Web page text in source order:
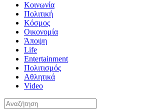
Κοινωνία
Πολιτική
Κόσμος
Οικονομία
Άποψη
Life
Entertainment
Πολιτισμός
Αθλητικά
Video